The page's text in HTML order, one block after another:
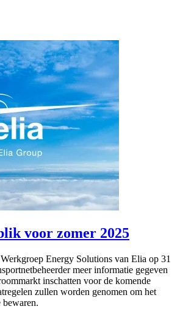
voor zomer 2025
Energy Solutions van Elia op 31
meer informatie gegeven
inschatten voor de komende
zullen worden genomen om het
bewaren.